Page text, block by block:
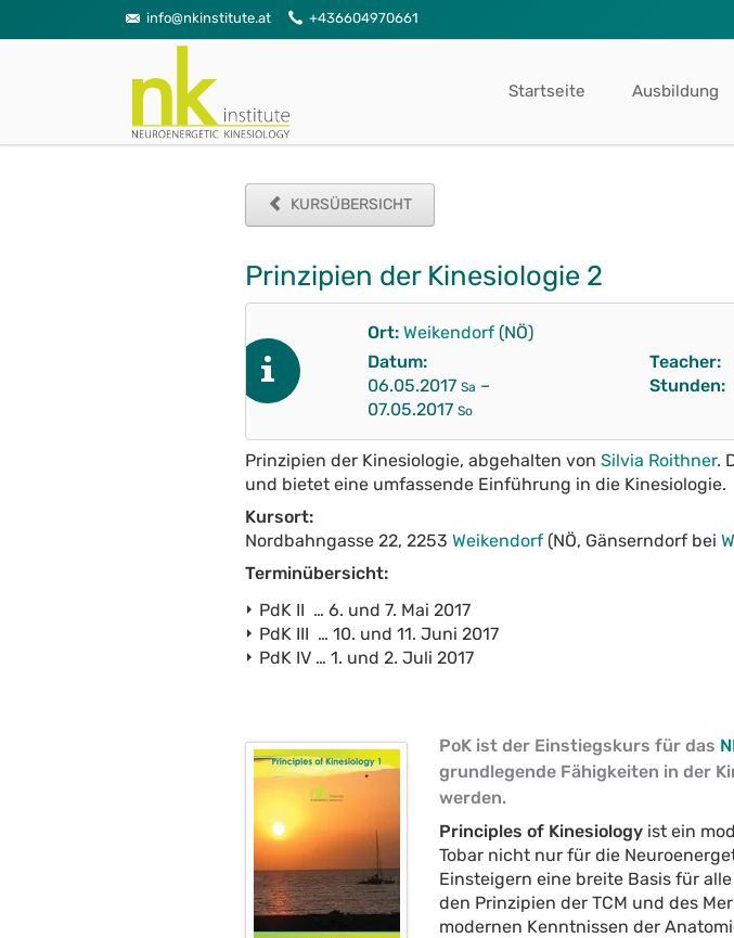
info@nkinstitute.at +436604970661
Startseite Ausbildung
KURSÜBERSICHT
Prinzipien der Kinesiologie 2
Ort: Weikendorf(NÖ)
Datum:
06.05.2017 Sa –
07.05.2017 So
Teacher:
Stunden:
Prinzipien der Kinesiologie, abgehalten vonSilvia Roithner.
und bietet eine umfassende Einführung in die Kinesiologie.
Kursort:
Nordbahngasse 22, 2253Weikendorf (NÖ, Gänserndorf bei
Terminübersicht:
PdK II … 6. und 7. Mai 2017
PdK III … 10. und 11. Juni 2017
PdK IV … 1. und 2. Juli 2017
PoK ist der Einstiegskurs für das
grundlegende Fähigkeiten in der
werden.
Principles of Kinesiology ist ein
Tobar nicht nur für die
Einsteigern eine breite Basis für
den Prinzipien der TCM und des
modernen Kenntnissen der